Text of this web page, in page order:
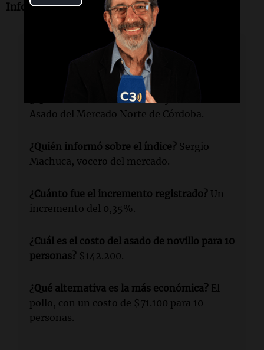
Video
Informe deLucía González.
¿Qué índice se elaboró en mayo?
Asado del Mercado Norte de Córdoba.
¿Quién informó sobre el índice? Sergio
Machuca, vocero del mercado.
¿Cuánto fue el incremento registrado? Un
incremento del 0,35%.
¿Cuál es el costo del asado de novillo para 10
personas? $142.200.
¿Qué alternativa es la más económica? El
pollo, con un costo de $71.100 para 10
personas.